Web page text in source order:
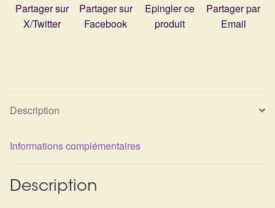
La roue de l’année
Détails du compte
Commandes
Partager sur
X/Twitter
Partager sur
Facebook
Epingler ce
produit
Partager par
Email
Description
Informations complémentaires
Description